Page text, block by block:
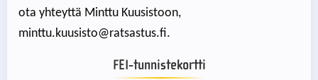
ota yhteyttä Minttu Kuusistoon,
minttu.kuusisto@ratsastus.fi.
FEI-tunnistekortti